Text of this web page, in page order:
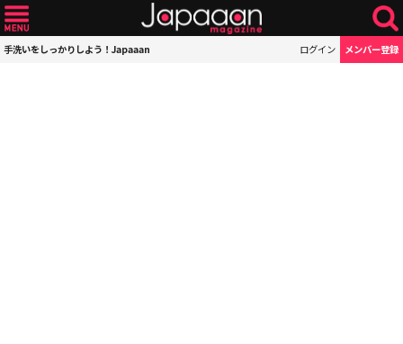
手洗いをしっかりしよう！Japaaan ログイン メンバー登録